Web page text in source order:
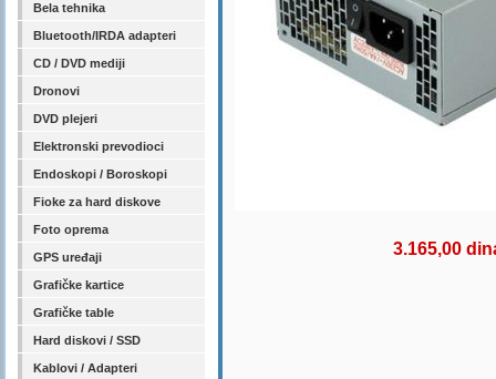
Bela tehnika
Bluetooth/IRDA adapteri
CD / DVD mediji
Dronovi
DVD plejeri
Elektronski prevodioci
Endoskopi / Boroskopi
Fioke za hard diskove
Foto oprema
GPS uređaji
Grafičke kartice
Grafičke table
Hard diskovi / SSD
Kablovi / Adapteri
3.165,00